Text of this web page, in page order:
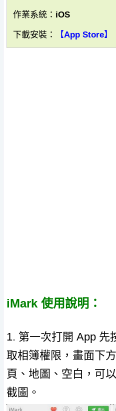
作業系統：iOS
下載安裝： 【App Store】
iMark 使用說明：
1. 第一次打開 App 先
取相簿權限，畫面下
頁、地圖、空白，可
截圖。